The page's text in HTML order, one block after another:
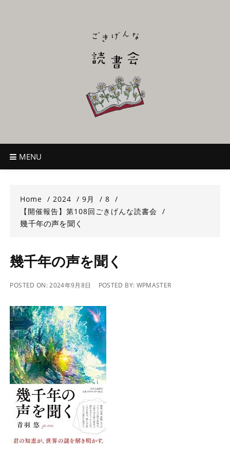
ごきげんな読
~児童書好き主催者によるオールジャンルOK！のんびり読書会~
MENU
Home 2024 9月
8
【開催報告】第108回ごきげんな読書会
幾千年の声を聞く
幾千年の声を聞く
POSTED ON:2024年9月8日 POSTED BY: WPMASTER